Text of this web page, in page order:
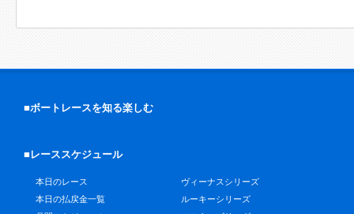
■ボートレースを知る楽しむ
■レーススケジュール
本日のレース
本日の払戻金一覧
ヴィーナスシリーズ
ルーキーシリーズ